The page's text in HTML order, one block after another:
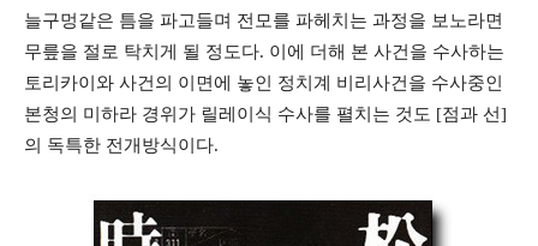
늘구멍같은 틈을 파고들며 전모를 파헤치는 과정을 보노라면
무릎을 절로 탁치게 될 정도다. 이에 더해 본 사건을 수사하는
토리카이와 사건의 이면에 놓인 정치계 비리사건을 수사중인
본청의 미하라 경위가 릴레이식 수사를 펼치는 것도 [점과 선]
의 독특한 전개방식이다.